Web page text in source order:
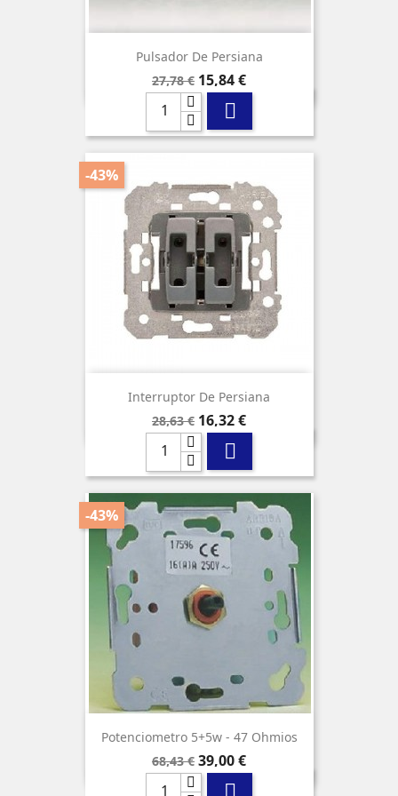
Pulsador De Persiana
Precio
base
27,78 € Precio
15,84 €

Interruptor De Persiana
Precio
base
28,63 €
-43%
Precio
16,32 €

Potenciometro 5+5w - 47 Ohmios
Precio
base
68,43 €
-43%
Precio
39,00 €